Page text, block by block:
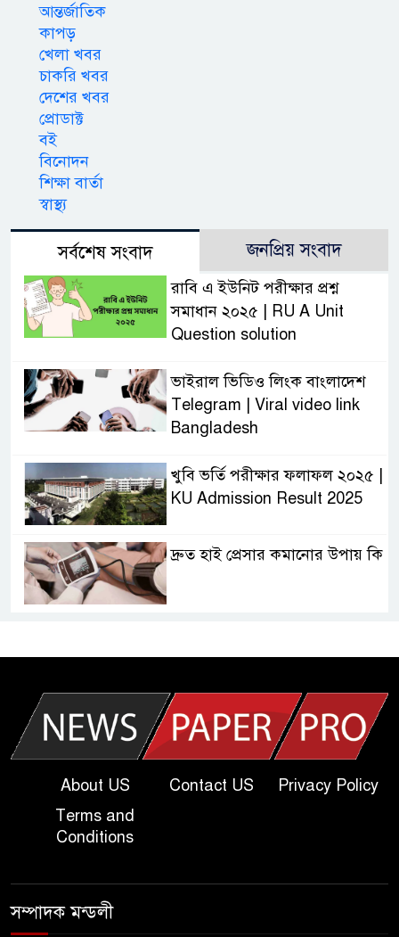
আন্তর্জাতিক
কাপড়
খেলা খবর
চাকরি খবর
দেশের খবর
প্রোডাক্ট
বই
বিনোদন
শিক্ষা বার্তা
স্বাস্থ্য
সর্বশেষ সংবাদ জনপ্রিয় সংবাদ
রাবি এ ইউনিট পরীক্ষার প্রশ্ন
সমাধান ২০২৫ | RU A Unit
Question solution
ভাইরাল ভিডিও লিংক বাংলাদেশ
Telegram | Viral video link
Bangladesh
খুবি ভর্তি পরীক্ষার ফলাফল ২০২৫ |
KU Admission Result 2025
দ্রুত হাই প্রেসার কমানোর উপায় কি
| Today Dakhil Exam
খুবি সি ইউনিট ভর্তি পরীক্ষার প্রশ্ন
২০২৫ | KU C Unit Admission
Question
About US Contact US
Privacy Policy
Terms and
Conditions
সম্পাদক মন্ডলী